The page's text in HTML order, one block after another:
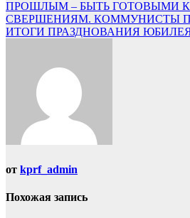
ПРОШЛЫМ – БЫТЬ ГОТОВЫМИ
СВЕРШЕНИЯМ. КОММУНИСТЫ
ИТОГИ ПРАЗДНОВАНИЯ
от kprf_admin
Похожая запись